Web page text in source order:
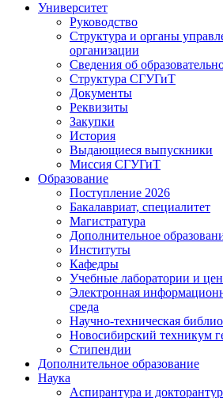
Университет
Руководство
Структура и органы
организации
Сведения об
Структура СГУГиТ
Документы
Реквизиты
Закупки
История
Выдающиеся выпускники
Миссия СГУГиТ
Образование
Поступление 2026
Бакалавриат, специалитет
Магистратура
Дополнительное
Институты
Кафедры
Учебные лаборатории и
Электронная
среда
Научно-техническая
Новосибирский техникум
Стипендии
Дополнительное образование
Наука
Аспирантура и